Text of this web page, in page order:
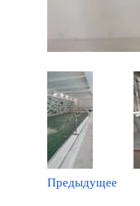
Предыдущее